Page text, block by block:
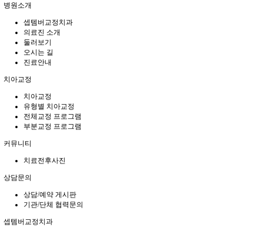
병원소개
셉템버교정치과
의료진 소개
둘러보기
오시는 길
진료안내
치아교정
치아교정
유형별 치아교정
전체교정 프로그램
부분교정 프로그램
커뮤니티
치료전후사진
상담문의
상담/예약 게시판
기관/단체 협력문의
셉템버교정치과